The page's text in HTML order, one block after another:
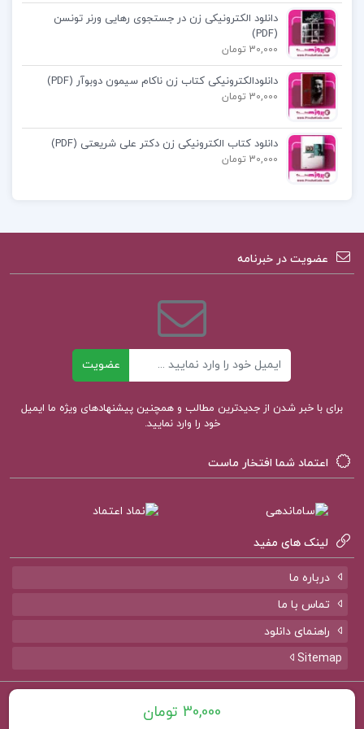
تحلیل کتاب زیست جامع مهروماه
مهروماه زیست دوازدهم
زیست مهروماه دهم
کتاب پیشنهادی پروژه کده
کتاب الکترونیکی آناتومی عمومی علی والیانی
کتاب الکترونیکی آناتومی عمومی علی والیانی
کتاب الکترونیکی مدیریت مالی رضا تهرانی
دانلود الکترونیکی زن در جستجوی رهایی ورنر تونسن
(PDF)
30,000 تومان
دانلودالکترونیکی کتاب زن ناکام سیمون دوبوآر (PDF)
30,000 تومان
دانلود کتاب الکترونیکی زن دکتر علی شریعتی (PDF)
30,000 تومان
عضویت در خبرنامه
عضویت
برای با خبر شدن از جدیدترین مطالب و همچنین پیشنهادهای ویژه ما ایمیل
خود را وارد نمایید.
اعتماد شما افتخار ماست
لینک های مفید
درباره ما
تماس با ما
راهنمای دانلود
Sitemap
تمامی حقوق برای سایت پروژه کده 30,000 تومان